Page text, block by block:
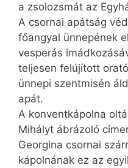
a zsolozsmát az
A csornai apátság
főangyal ünnepének
vesperás
teljesen felújított
ünnepi szentmisén
apát.
A konventkápolna
Mihályt ábrázoló
Georgina csornai
kápolnának ez az